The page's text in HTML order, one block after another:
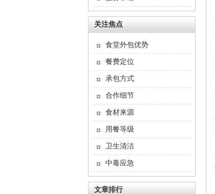
关注焦点
食堂外包优势
餐费定位
承包方式
合作细节
食材来源
用餐等级
卫生清洁
中毒应急
文章排行